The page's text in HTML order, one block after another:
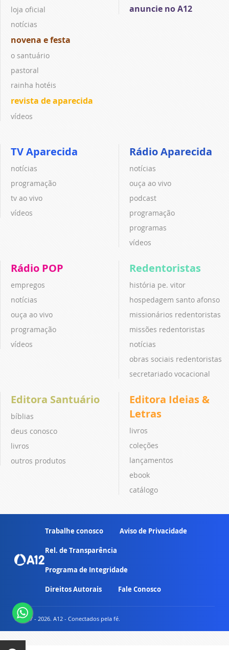
loja oficial
notícias
novena e festa
o santuário
pastoral
rainha hotéis
revista de aparecida
vídeos
anuncie no A12
TV Aparecida
notícias
programação
tv ao vivo
vídeos
Rádio Aparecida
notícias
ouça ao vivo
podcast
programação
programas
vídeos
Rádio POP
empregos
notícias
ouça ao vivo
programação
vídeos
Redentoristas
história pe. vitor
hospedagem santo afonso
missionários redentoristas
missões redentoristas
notícias
obras sociais redentoristas
secretariado vocacional
Editora Santuário
bíblias
deus conosco
livros
outros produtos
Editora Ideias &
Letras
livros
coleções
lançamentos
ebook
catálogo
Trabalhe conosco Aviso de Privacidade
Rel. de Transparência
Programa de Integridade
Direitos Autorais Fale Conosco
© 2007 - 2026. A12 - Conectados pela fé.